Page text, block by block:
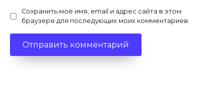
Сохранить моё имя, email и адрес сайта в этом
браузере для последующих моих комментариев.